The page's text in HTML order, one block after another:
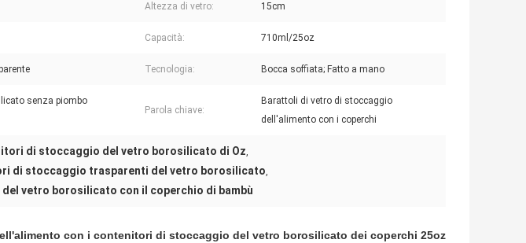
Altezza di vetro: 15cm
Capacità: 710ml/25oz
Tecnologia: Bocca soffiata; Fatto a mano
senza piombo
Parola chiave:
Barattoli di vetro di stoccaggio
dell'alimento con i coperchi
di stoccaggio del vetro borosilicato di Oz,
di stoccaggio trasparenti del vetro borosilicato,
vetro borosilicato con il coperchio di bambù
con i contenitori di stoccaggio del vetro borosilicato dei coperchi 25oz